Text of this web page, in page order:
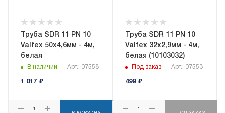
Труба SDR 11 PN 10
Valfex 50х4,6мм - 4м,
белая
В наличии Арт.: 07558
1 017 ₽
Труба SDR 11 PN 10
Valfex 32х2,9мм - 4м,
белая (10103032)
Под заказ Арт.: 07553
499₽